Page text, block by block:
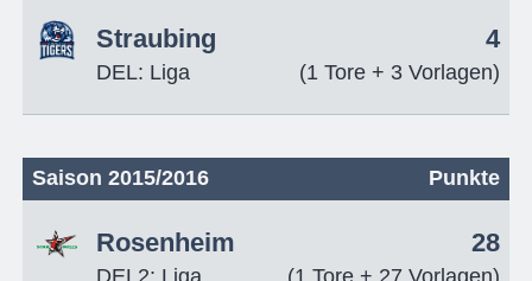
Straubing
DEL: Liga
4
(1 Tore + 3 Vorlagen)
Saison 2015/2016 Punkte
Rosenheim
DEL2: Liga
28
(1 Tore + 27 Vorlagen)